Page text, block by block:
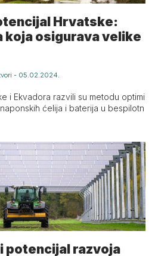
Hrvatske:
koja osigurava velike
- 05.02.2024.
i Ekvadora razvili su metodu optimi
ćelija i baterija u bespilotn
potencijal razvoja